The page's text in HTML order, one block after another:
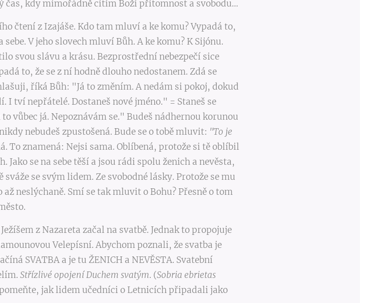
čas, kdy mimořádně cítím Boží přítomnost a svobodu…
čtení z Izajáše. Kdo tam mluví a ke komu? Vypadá to,
V jeho slovech mluví Bůh. A ke komu? K Sijónu.
svou slávu a krásu. Bezprostřední nebezpečí sice
to, že se z ní hodně dlouho nedostanem. Zdá se
říká Bůh: "Já to změním. A nedám si pokoj, dokud
I tví nepřátelé. Dostaneš nové jméno." = Staneš se
vůbec já. Nepoznávám se." Budeš nádhernou korunou
nebudeš zpustošená. Bude se o tobě mluvit: "To je
To znamená: Nejsi sama. Oblíbená, protože si tě oblíbil
Jako se na sebe těší a jsou rádi spolu ženich a nevěsta,
se svým lidem. Ze svobodné lásky. Protože se mu
neslýchaně. Smí se tak mluvit o Bohu? Přesně o tom
z Nazareta začal na svatbě. Jednak to propojuje
Velepísní. Abychom poznali, že svatba je
SVATBA a je tu ŽENICH a NEVĚSTA. Svatební
Střízlivé opojení Duchem svatým. (Sobria ebrietas
jak lidem učedníci o Letnicích připadali jako